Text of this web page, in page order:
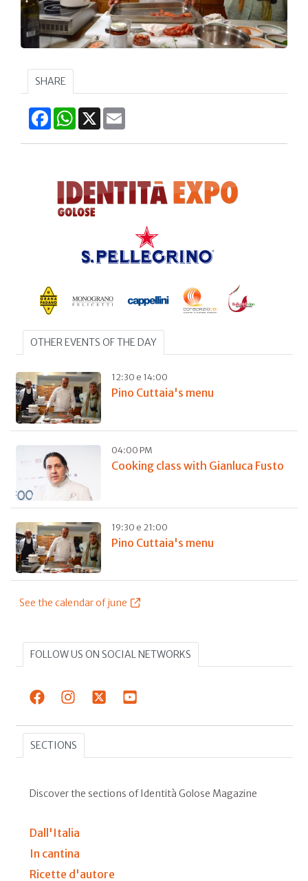
SHARE
FacebookWhatsApp
X
OTHER EVENTS OF THE DAY
12:30 e 14:00
Pino Cuttaia's menu
04:00 PM
Cooking class with Gianluca Fusto
19:30 e 21:00
Pino Cuttaia's menu
See the calendar of june
FOLLOW US ON SOCIAL NETWORKS
SECTIONS
Discover the sections of Identità Golose Magazine
Dall'Italia
In cantina
Ricette d'autore